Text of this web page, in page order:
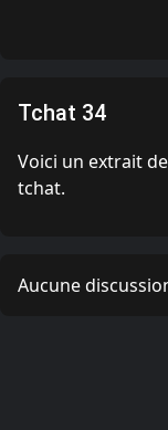
Tchat 34
Voici un extrait
tchat.
Aucune